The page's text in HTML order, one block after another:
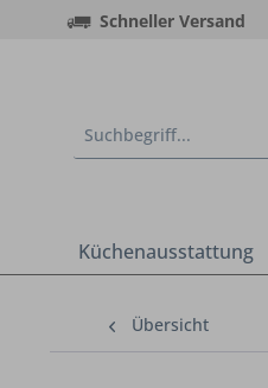
Schneller Versand
Küchenausstattung
Übersicht